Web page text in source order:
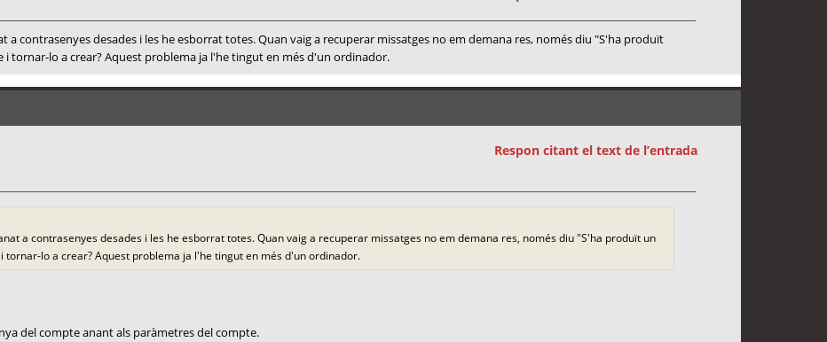
a contrasenyes desades i les he esborrat totes. Quan vaig a recuperar missatges no em demana res, només diu "S'ha produït
tornar-lo a crear? Aquest problema ja l'he tingut en més d'un ordinador.
Respon citant el text de l’entrada
a contrasenyes desades i les he esborrat totes. Quan vaig a recuperar missatges no em demana res, només diu "S'ha produït un
lo a crear? Aquest problema ja l'he tingut en més d'un ordinador.
del compte anant als paràmetres del compte.